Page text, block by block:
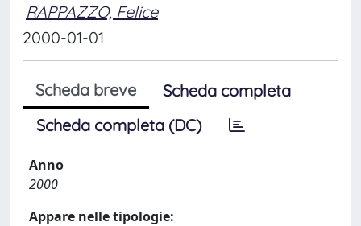
RAPPAZZO, Felice
2000-01-01
Scheda breve
Scheda completa
Scheda completa (DC)
Anno
2000
Appare nelle tipologie: